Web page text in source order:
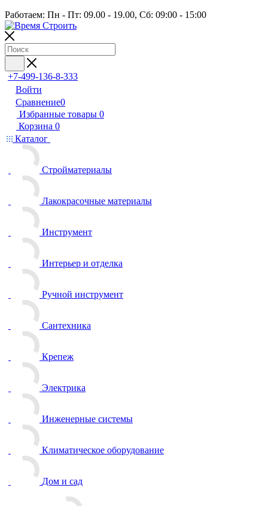
Работаем: Пн - Пт: 09.00 - 19.00, Сб: 09:00 - 15:00
+7-499-136-8-333
Войти
Сравнение0
Избранные товары 0
Корзина 0
Каталог
Стройматериалы
Лакокрасочные материалы
Инструмент
Интерьер и отделка
Ручной инструмент
Сантехника
Крепеж
Электрика
Инженерные системы
Климатическое оборудование
Дом и сад